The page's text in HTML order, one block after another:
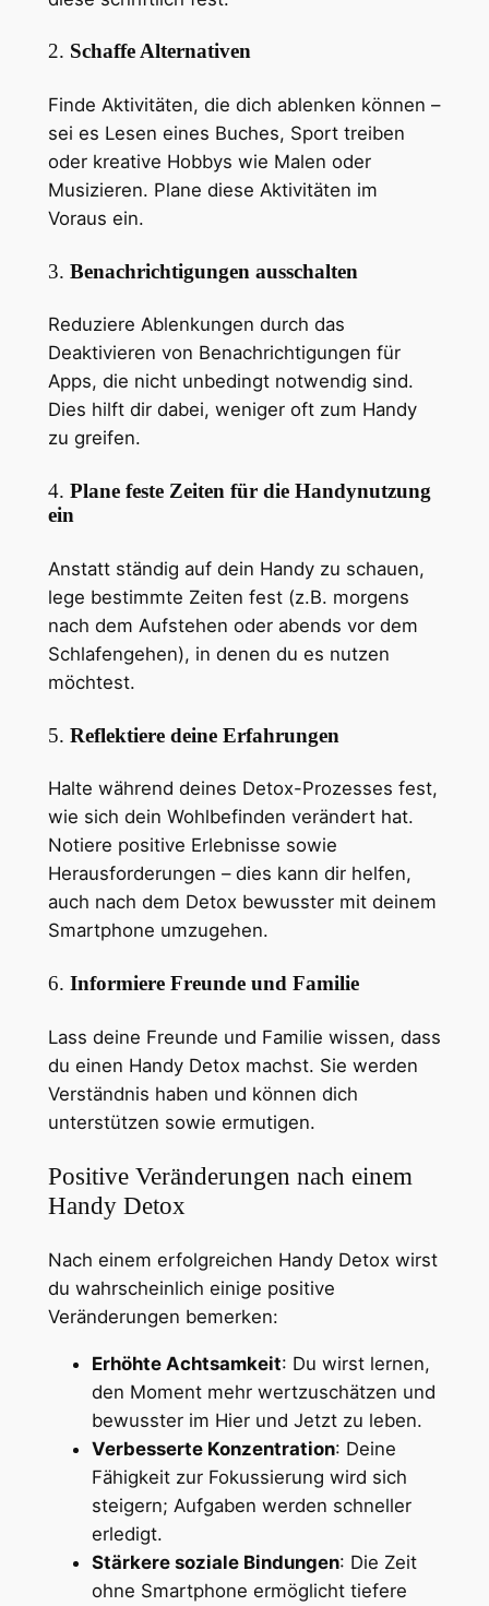
2. Schaffe Alternativen
Finde Aktivitäten, die dich ablenken können –
sei es Lesen eines Buches, Sport treiben
oder kreative Hobbys wie Malen oder
Musizieren. Plane diese Aktivitäten im
Voraus ein.
3. Benachrichtigungen ausschalten
Reduziere Ablenkungen durch das
Deaktivieren von Benachrichtigungen für
Apps, die nicht unbedingt notwendig sind.
Dies hilft dir dabei, weniger oft zum Handy
zu greifen.
4. Plane feste Zeiten für die Handynutzung
ein
Anstatt ständig auf dein Handy zu schauen,
lege bestimmte Zeiten fest (z.B. morgens
nach dem Aufstehen oder abends vor dem
Schlafengehen), in denen du es nutzen
möchtest.
5. Reflektiere deine Erfahrungen
Halte während deines Detox-Prozesses fest,
wie sich dein Wohlbefinden verändert hat.
Notiere positive Erlebnisse sowie
Herausforderungen – dies kann dir helfen,
auch nach dem Detox bewusster mit deinem
Smartphone umzugehen.
6. Informiere Freunde und Familie
Lass deine Freunde und Familie wissen, dass
du einen Handy Detox machst. Sie werden
Verständnis haben und können dich
unterstützen sowie ermutigen.
Positive Veränderungen nach einem
Handy Detox
Nach einem erfolgreichen Handy Detox wirst
du wahrscheinlich einige positive
Veränderungen bemerken:
Erhöhte Achtsamkeit: Du wirst lernen,
den Moment mehr wertzuschätzen und
bewusster im Hier und Jetzt zu leben.
Verbesserte Konzentration: Deine
Fähigkeit zur Fokussierung wird sich
steigern; Aufgaben werden schneller
erledigt.
Stärkere soziale Bindungen: Die Zeit
ohne Smartphone ermöglicht tiefere